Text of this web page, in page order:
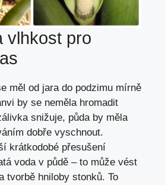
vlhkost pro
měl od jara do podzimu mírně
by se neměla hromadit
snižuje, půda by měla
dobře vyschnout.
krátkodobé přesušení
voda v půdě – to může vést
tvorbě hniloby stonků. To